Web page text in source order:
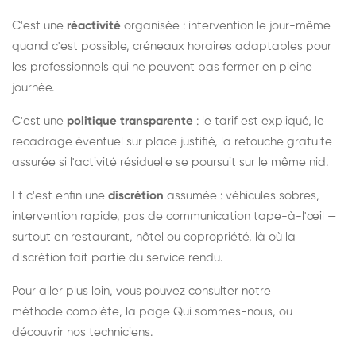
C'est une réactivité organisée : intervention le jour-même
quand c'est possible, créneaux horaires adaptables pour
les professionnels qui ne peuvent pas fermer en pleine
journée.
C'est une politique transparente : le tarif est expliqué, le
recadrage éventuel sur place justifié, la retouche gratuite
assurée si l'activité résiduelle se poursuit sur le même nid.
Et c'est enfin une discrétion assumée : véhicules sobres,
intervention rapide, pas de communication tape-à-l'œil —
surtout en restaurant, hôtel ou copropriété, là où la
discrétion fait partie du service rendu.
Pour aller plus loin, vous pouvez consulter notre
méthode complète, la page Qui sommes-nous, ou
découvrir nos techniciens.